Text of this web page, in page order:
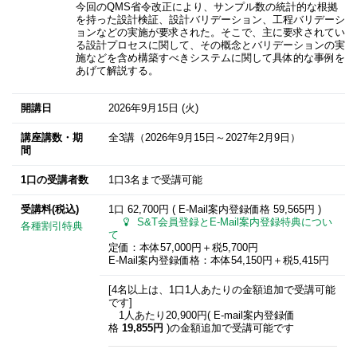
今回のQMS省令改正により、サンプル数の統計的な根拠
を持った設計検証、設計バリデーション、工程バリデーシ
ョンなどの実施が要求された。そこで、主に要求されてい
る設計プロセスに関して、その概念とバリデーションの実
施などを含め構築すべきシステムに関して具体的な事例を
あげて解説する。
開講日 2026年9月15日 (火)
講座講数・期
間
全3講（2026年9月15日～2027年2月9日）
1口の受講者数 1口3名まで受講可能
受講料(税込)
各種割引特典
1口 62,700円 ( E-Mail案内登録価格 59,565円 )
S&T会員登録とE-Mail案内登録特典につい
て
定価：本体57,000円＋税5,700円
E-Mail案内登録価格：本体54,150円＋税5,415円
[4名以上は、1口1人あたりの金額追加で受講可能
です]
1人あたり20,900円( E-mail案内登録価
格 19,855円 )の金額追加で受講可能です